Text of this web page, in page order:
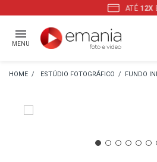
E PREÇO
MENU
ESTÚDIO FOTOGRÁFICO FUNDO